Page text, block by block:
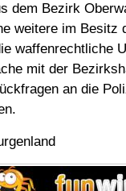
dem Bezirk
weitere im Besitz
waffenrechtliche
mit der
an die